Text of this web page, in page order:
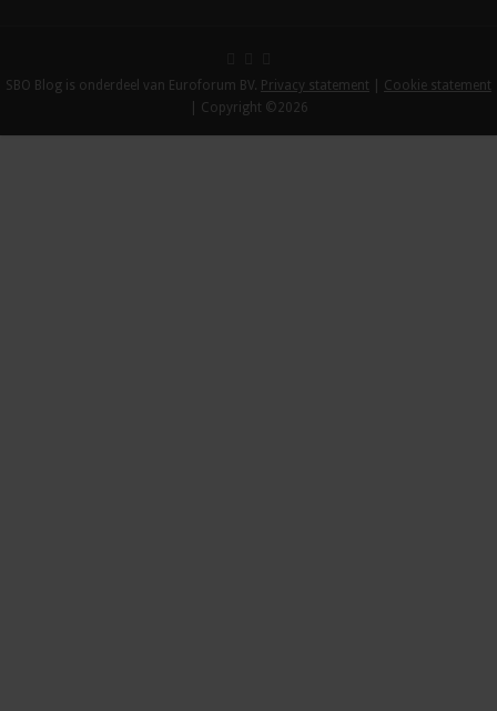
SBO Blog is onderdeel van Euroforum BV. Privacy statement
Cookie statement
| Copyright ©2026